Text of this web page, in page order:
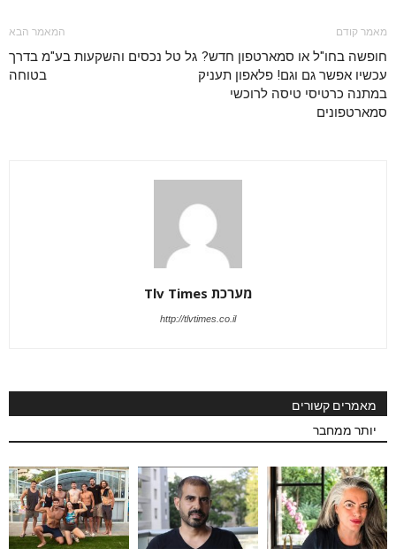
מאמר קודם
חופשה בחו"ל או סמארטפון חדש?
עכשיו אפשר גם וגם! פלאפון תעניק
במתנה כרטיסי טיסה לרוכשי
סמארטפונים
המאמר הבא
גל טל נכסים והשקעות בע"מ בדרך
בטוחה
מערכת Tlv Times
http://tlvtimes.co.il
מאמרים קשורים
יותר ממחבר